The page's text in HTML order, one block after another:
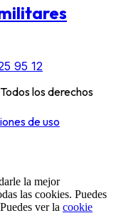
95 12
los derechos
de uso
la mejor
las cookies. Puedes
ver la cookie